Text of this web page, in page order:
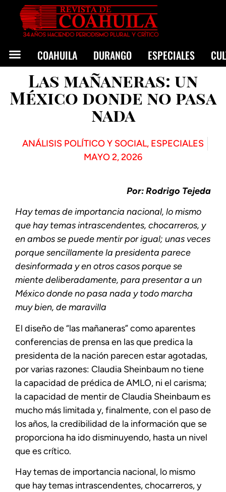
COAHUILA DURANGO ESPECIALES
Las mañaneras: un
México donde no pasa
nada
ANÁLISIS POLÍTICO Y SOCIAL, ESPECIALES
MAYO 2, 2026
Por: Rodrigo Tejeda
Hay temas de importancia nacional, lo mismo
que hay temas intrascendentes, chocarreros, y
en ambos se puede mentir por igual; unas veces
porque sencillamente la presidenta parece
desinformada y en otros casos porque se
miente deliberadamente, para presentar a un
México donde no pasa nada y todo marcha
muy bien, de maravilla
El diseño de “las mañaneras” como aparentes
conferencias de prensa en las que predica la
presidenta de la nación parecen estar agotadas,
por varias razones: Claudia Sheinbaum no tiene
la capacidad de prédica de AMLO, ni el carisma;
la capacidad de mentir de Claudia Sheinbaum es
mucho más limitada y, finalmente, con el paso de
los años, la credibilidad de la información que se
proporciona ha ido disminuyendo, hasta un nivel
que es crítico.
Hay temas de importancia nacional, lo mismo
que hay temas intrascendentes, chocarreros, y